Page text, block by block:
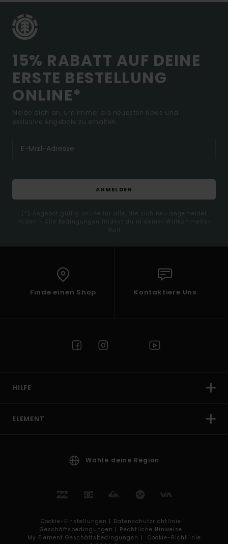
15% RABATT AUF DEINE
ERSTE BESTELLUNG
ONLINE*
Melde dich an, um immer die neuesten News und
exklusive Angebote zu erhalten.
ANMELDEN
(*) Angebot gültig online für alle, die sich neu angemeldet
haben - Alle Bedingungen findest du in deiner Willkommens-
Mail
Finde einen Shop Kontaktiere Uns
HILFE
ELEMENT
Wähle deine Region
Cookie-Einstellungen | Datenschutzrichtlinie |
Geschäftsbedingungen | Rechtliche Hinweise |
My Element Geschäftsbedingungen |
Cookie-Richtlinie